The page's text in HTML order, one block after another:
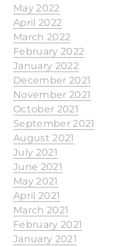
May 2022
April 2022
March 2022
February 2022
January 2022
December 2021
November 2021
October 2021
September 2021
August 2021
July 2021
June 2021
May 2021
April 2021
March 2021
February 2021
January 2021